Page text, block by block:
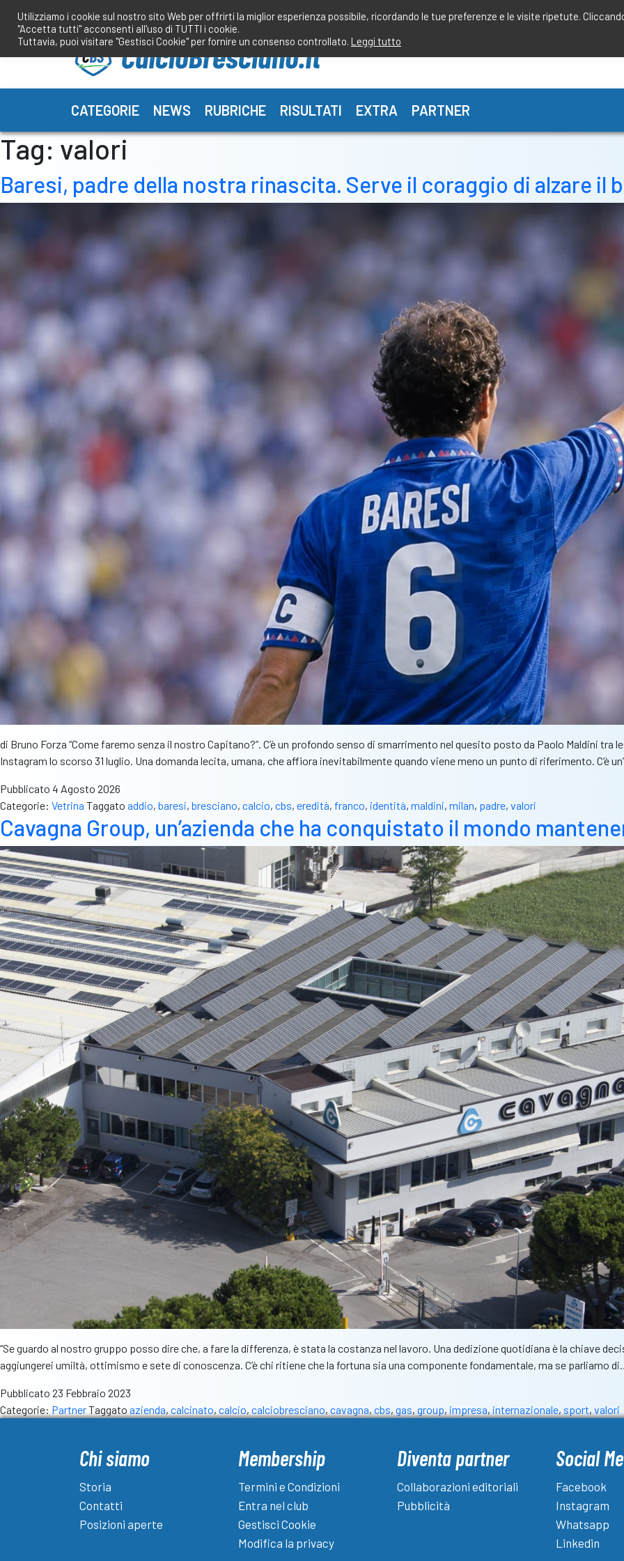
contenuto
CATEGORIE NEWS RUBRICHE RISULTATI EXTRA PARTNER
Tag: valori
Baresi, padre della nostra rinascita. Serve il coraggio di alzare il
di Bruno Forza “Come faremo senza il nostro Capitano?”. C’è un profondo senso di smarrimento nel quesito posto da Paolo Maldini
Instagram lo scorso 31 luglio. Una domanda lecita, umana, che affiora inevitabilmente quando viene meno un punto di riferimento. C’è
Pubblicato 4 Agosto 2026
Categorie: Vetrina Taggato addio, baresi, bresciano, calcio, cbs, eredità, franco, identità, maldini, milan, padre, valori
Cavagna Group, un’azienda che ha conquistato il mondo
“Se guardo al nostro gruppo posso dire che, a fare la differenza, è stata la costanza nel lavoro. Una dedizione quotidiana è la chiave
aggiungerei umiltà, ottimismo e sete di conoscenza. C’è chi ritiene che la fortuna sia una componente fondamentale, ma se parliamo
Pubblicato 23 Febbraio 2023
Categorie: PartnerTaggato azienda, calcinato, calcio, calciobresciano, cavagna, cbs, gas, group, impresa, internazionale, sport, valori
Chi siamo
Storia
Contatti
Posizioni aperte
Membership
Termini e Condizioni
Entra nel club
Gestisci Cookie
Modifica la privacy
Diventa partner
Collaborazioni editoriali
Pubblicità
Social
Facebook
Instagram
Whatsapp
Linkedin
Utilizziamo i cookie sul nostro sito Web per offrirti la miglior esperienza possibile, ricordando le tue preferenze e le visite ripetute.
"Accetta tutti" acconsenti all'uso di TUTTI i cookie.
Tuttavia, puoi visitare "Gestisci Cookie" per fornire un consenso controllato. Leggi tutto